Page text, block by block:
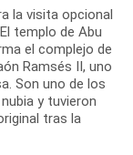
la visita opcional
templo de Abu
el complejo de
Ramsés II, uno
Son uno de los
y tuvieron
tras la